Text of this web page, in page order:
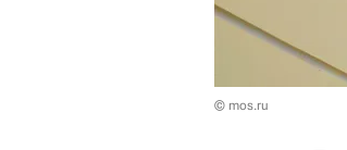
© mos.ru